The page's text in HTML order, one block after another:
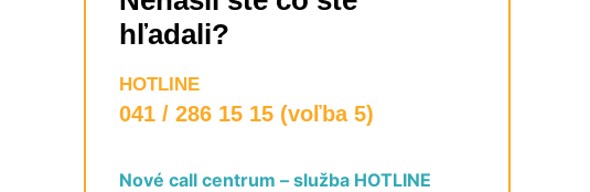
hľadali?
HOTLINE
041 / 286 15 15 (voľba 5)
Nové call centrum – služba HOTLINE